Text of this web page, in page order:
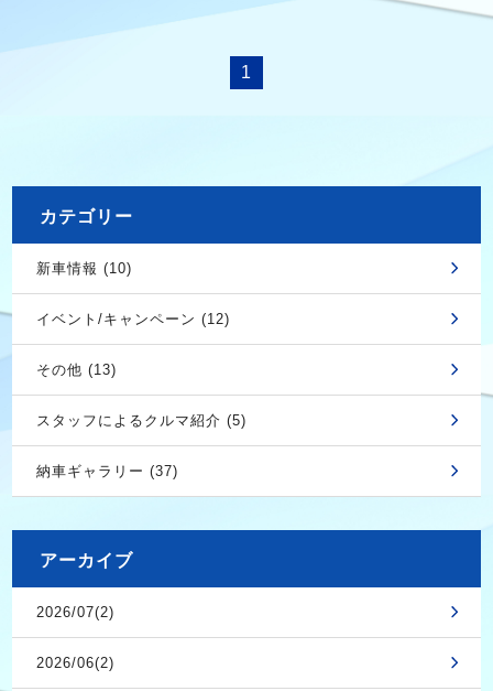
1
カテゴリー
新車情報 (10)
イベント/キャンペーン (12)
その他 (13)
スタッフによるクルマ紹介 (5)
納車ギャラリー (37)
アーカイブ
2026/07(2)
2026/06(2)